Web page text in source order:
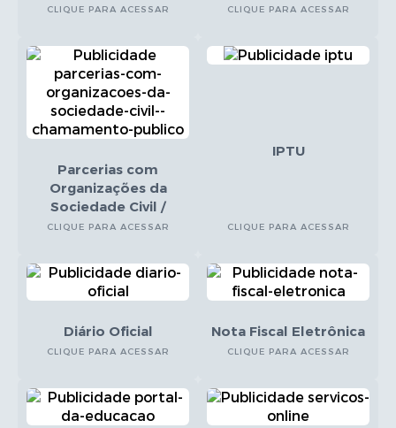
CLIQUE PARA ACESSAR CLIQUE PARA ACESSAR
Parcerias com
Organizações da
Sociedade Civil /
Chamamento Público
CLIQUE PARA ACESSAR
IPTU
CLIQUE PARA ACESSAR
Diário Oficial
CLIQUE PARA ACESSAR
Nota Fiscal Eletrônica
CLIQUE PARA ACESSAR